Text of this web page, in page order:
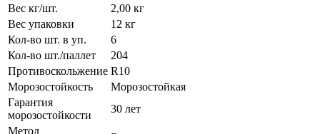
Вес кг/шт.
2,00 кг
Вес упаковки
12 кг
Кол-во шт. в уп.
6
Кол-во шт./паллет
204
Противоскольжение R10
Морозостойкость
Морозостойкая
Гарантия
морозостойкости
30 лет
Метод